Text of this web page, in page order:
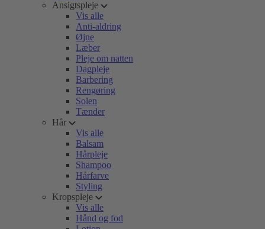
Ansigtspleje
Vis alle
Anti-aldring
Øjne
Læber
Pleje om natten
Dagpleje
Barbering
Rengøring
Solen
Tænder
Hår
Vis alle
Balsam
Hårpleje
Shampoo
Hårfarve
Styling
Kropspleje
Vis alle
Hånd og fod